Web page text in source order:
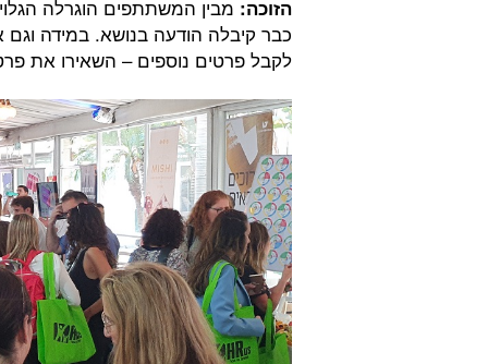
הזוכה: מבין המשתתפים הוגרלה
כבר קיבלה הודעה בנושא. במידה
לקבל פרטים נוספים – השאירו את